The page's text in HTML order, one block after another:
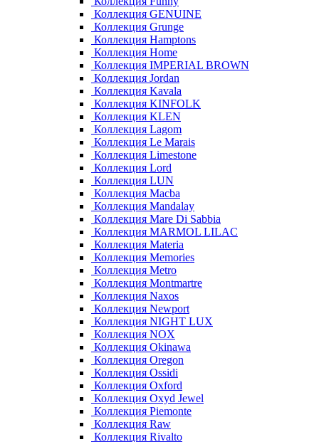
Коллекция GENUINE
Коллекция Grunge
Коллекция Hamptons
Коллекция Home
Коллекция IMPERIAL BROWN
Коллекция Jordan
Коллекция Kavala
Коллекция KINFOLK
Коллекция KLEN
Коллекция Lagom
Коллекция Le Marais
Коллекция Limestone
Коллекция Lord
Коллекция LUN
Коллекция Macba
Коллекция Mandalay
Коллекция Mare Di Sabbia
Коллекция MARMOL LILAC
Коллекция Materia
Коллекция Memories
Коллекция Metro
Коллекция Montmartre
Коллекция Naxos
Коллекция Newport
Коллекция NIGHT LUX
Коллекция NOX
Коллекция Okinawa
Коллекция Oregon
Коллекция Ossidi
Коллекция Oxford
Коллекция Oxyd Jewel
Коллекция Piemonte
Коллекция Raw
Коллекция Rivalto